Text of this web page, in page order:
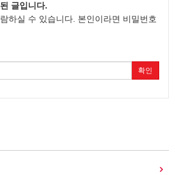
글입니다.
하실 수 있습니다. 본인이라면 비밀번호
확인